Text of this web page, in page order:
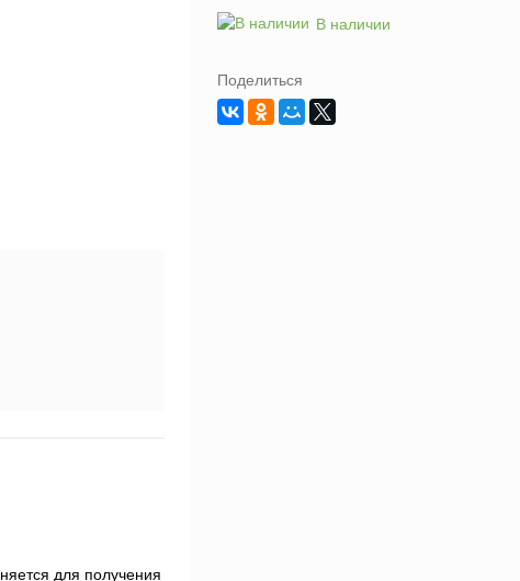
для получения
В наличии
Поделиться